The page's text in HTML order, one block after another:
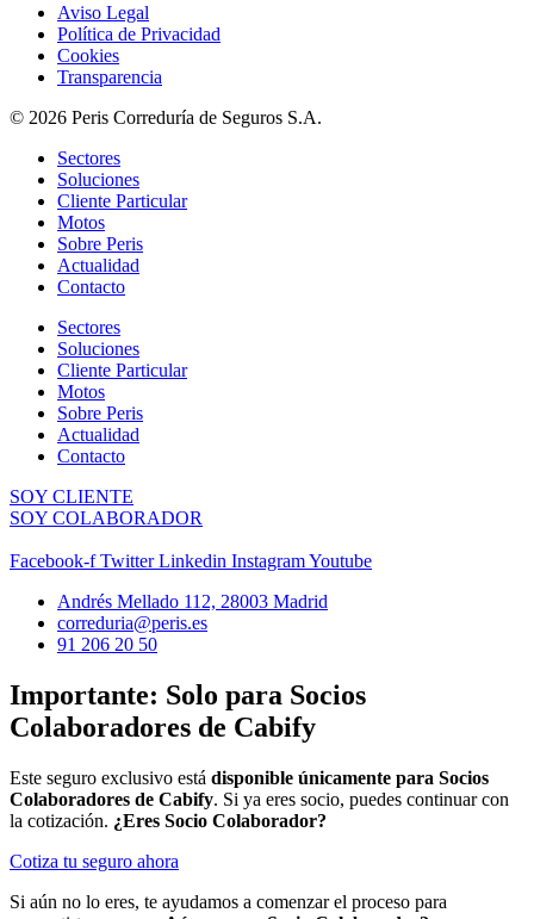
Aviso Legal
Política de Privacidad
Cookies
Transparencia
© 2026 Peris Correduría de Seguros S.A.
Sectores
Soluciones
Cliente Particular
Motos
Sobre Peris
Actualidad
Contacto
Sectores
Soluciones
Cliente Particular
Motos
Sobre Peris
Actualidad
Contacto
SOY CLIENTE
SOY COLABORADOR
Facebook-f Twitter Linkedin InstagramYoutube
Andrés Mellado 112, 28003 Madrid
correduria@peris.es
91 206 20 50
Importante: Solo para Socios
Colaboradores de Cabify
Este seguro exclusivo está disponible únicamente para Socios
Colaboradores de Cabify. Si ya eres socio, puedes continuar con
la cotización. ¿Eres Socio Colaborador?
Cotiza tu seguro ahora
Si aún no lo eres, te ayudamos a comenzar el proceso para